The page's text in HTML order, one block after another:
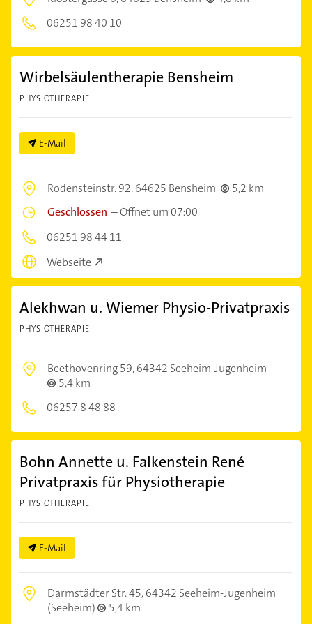
06251 98 40 10
Wirbelsäulentherapie Bensheim
PHYSIOTHERAPIE
E-Mail
Rodensteinstr. 92,64625 Bensheim
5,2 km
Geschlossen –Öffnet um 07:00
06251 98 44 11
Webseite
Alekhwan u. Wiemer Physio-Privatpraxis
PHYSIOTHERAPIE
Beethovenring 59,64342 Seeheim-Jugenheim
5,4 km
06257 8 48 88
Bohn Annette u. Falkenstein René
Privatpraxis für Physiotherapie
PHYSIOTHERAPIE
E-Mail
Darmstädter Str. 45,64342 Seeheim-Jugenheim
(Seeheim)
5,4 km